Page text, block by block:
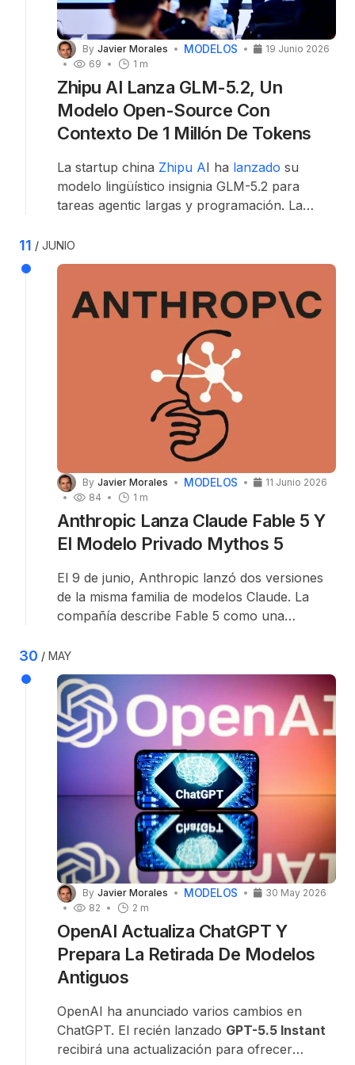
By Javier Morales MODELOS
1 m
19 Junio 2026
69
Zhipu AI Lanza GLM-5.2, Un
Modelo Open-Source Con
Contexto De 1 Millón De Tokens
La startup china Zhipu AI ha lanzado su
modelo lingüístico insignia GLM-5.2 para
tareas agentic largas y programación. La
ventana de contexto de 1 millón de tokens,
licencia MIT y soporte para despliegue local.
11 JUNIO
By Javier Morales MODELOS
1 m
11 Junio 2026
84
Anthropic Lanza Claude Fable 5 Y
El Modelo Privado Mythos 5
El 9 de junio, Anthropic lanzó dos versiones
de la misma familia de modelos Claude. La
compañía describe Fable 5 como una
uso general. Claude Mythos 5 es un modelo
base “privado” con restricciones reducidas en
áreas seleccionadas.
30 MAY
By Javier Morales MODELOS
2 m
30 May 2026
82
OpenAI Actualiza ChatGPT Y
Prepara La Retirada De Modelos
Antiguos
OpenAI ha anunciado varios cambios en
ChatGPT. El recién lanzado GPT-5.5 Instant
recibirá una actualización para ofrecer